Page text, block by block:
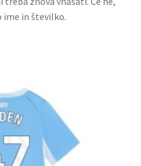
in številko.